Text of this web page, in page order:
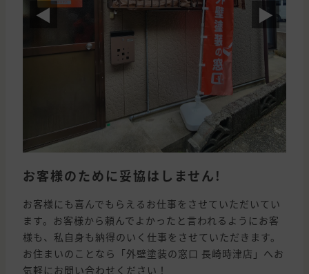
◀ ▶
お客様のために妥協はしません!
お客様にも喜んでもらえるお仕事をさせていただいてい
ます。お客様から頼んでよかったと言われるようにお客
様も、私自身も納得のいく仕事をさせていただきます。
お住まいのことなら「外壁塗装の窓口 長崎時津店」へお
気軽にお問い合わせください！